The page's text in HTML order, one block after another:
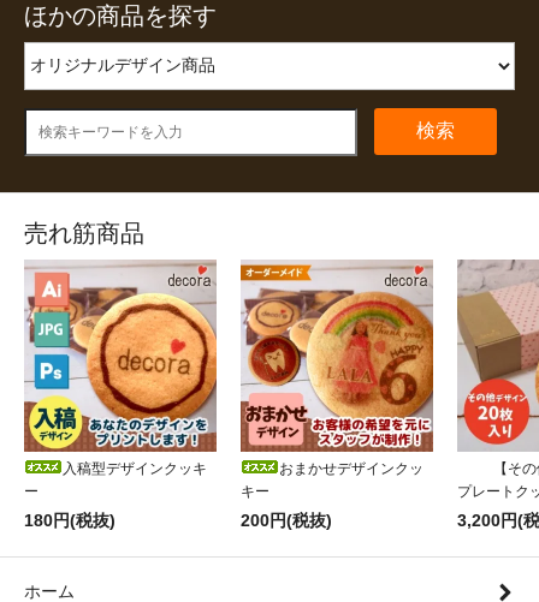
ほかの商品を探す
検索
売れ筋商品
入稿型デザインクッキ
ー
180円(税抜)
おまかせデザインクッ
キー
200円(税抜)
【そ
プレートク
3,200円(
ホーム